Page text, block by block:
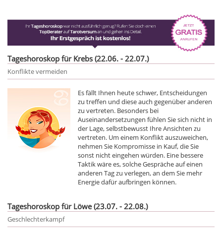
Tageshoroskop für Krebs (22.06. - 22.07.)
Konflikte vermeiden
Es fällt Ihnen heute schwer, Entscheidungen
zu treffen und diese auch gegenüber anderen
zu vertreten. Besonders bei
Auseinandersetzungen fühlen Sie sich nicht in
der Lage, selbstbewusst Ihre Ansichten zu
vertreten. Um einem Konflikt auszuweichen,
nehmen Sie Kompromisse in Kauf, die Sie
sonst nicht eingehen würden. Eine bessere
Taktik wäre es, solche Gespräche auf einen
anderen Tag zu verlegen, an dem Sie mehr
Energie dafür aufbringen können.
Tageshoroskop für Löwe (23.07. - 22.08.)
Geschlechterkampf